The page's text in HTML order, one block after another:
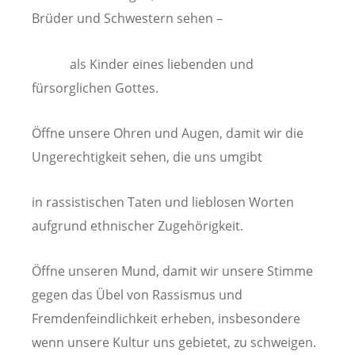
Brüder und Schwestern sehen –
als Kinder eines liebenden und
fürsorglichen Gottes.
Öffne unsere Ohren und Augen, damit wir die
Ungerechtigkeit sehen, die uns umgibt
in rassistischen Taten und lieblosen Worten
aufgrund ethnischer Zugehörigkeit.
Öffne unseren Mund, damit wir unsere Stimme
gegen das Übel von Rassismus und
Fremdenfeindlichkeit erheben, insbesondere
wenn unsere Kultur uns gebietet, zu schweigen.